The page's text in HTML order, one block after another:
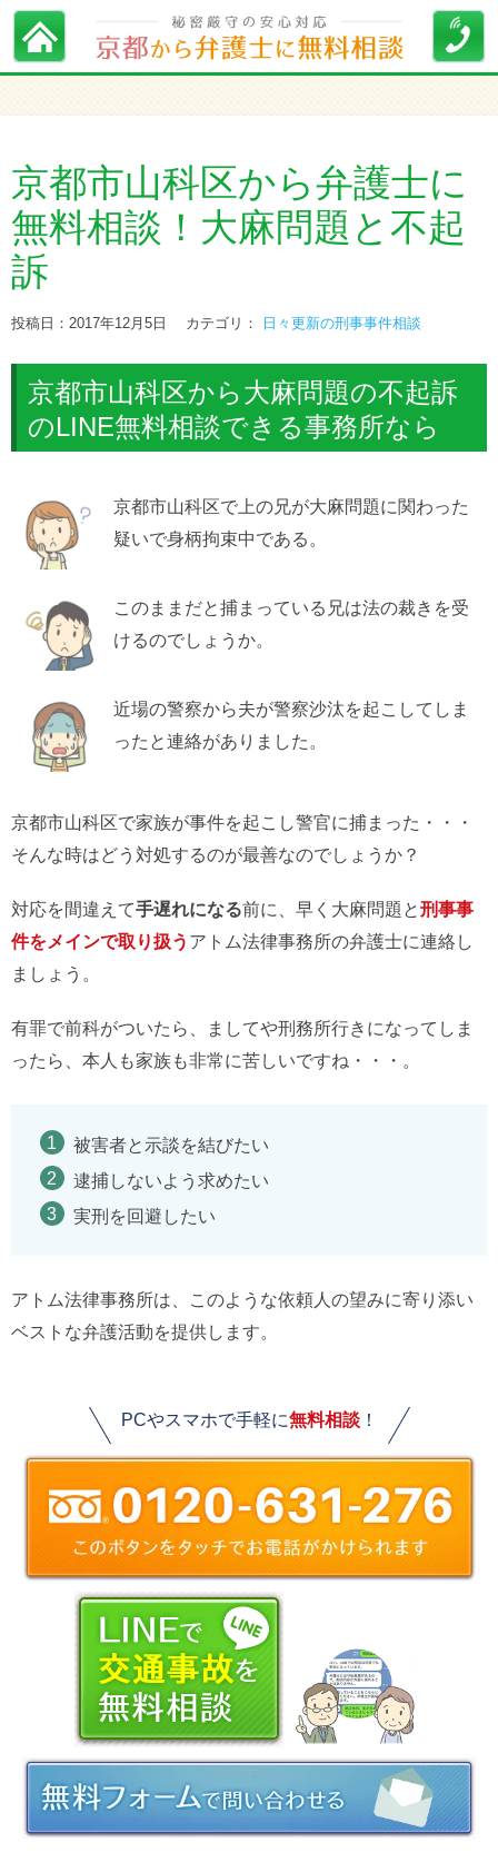
京都市山科区から弁護士に
無料相談！大麻問題と不起
訴
投稿日：2017年12月5日 カテゴリ： 日々更新の刑事事件相談
京都市山科区から大麻問題の不起訴
のLINE無料相談できる事務所なら
京都市山科区で上の兄が大麻問題に関わった
疑いで身柄拘束中である。
このままだと捕まっている兄は法の裁きを受
けるのでしょうか。
近場の警察から夫が警察沙汰を起こしてしま
ったと連絡がありました。
京都市山科区で家族が事件を起こし警官に捕まった・・・
そんな時はどう対処するのが最善なのでしょうか？
対応を間違えて手遅れになる前に、早く大麻問題と刑事事
件をメインで取り扱う アトム法律事務所の弁護士に連絡し
ましょう。
有罪で前科がついたら、ましてや刑務所行きになってしま
ったら、本人も家族も非常に苦しいですね・・・。
被害者と示談を結びたい
逮捕しないよう求めたい
実刑を回避したい
アトム法律事務所は、このような依頼人の望みに寄り添い
ベストな弁護活動を提供します。
PCやスマホで手軽に無料相談！